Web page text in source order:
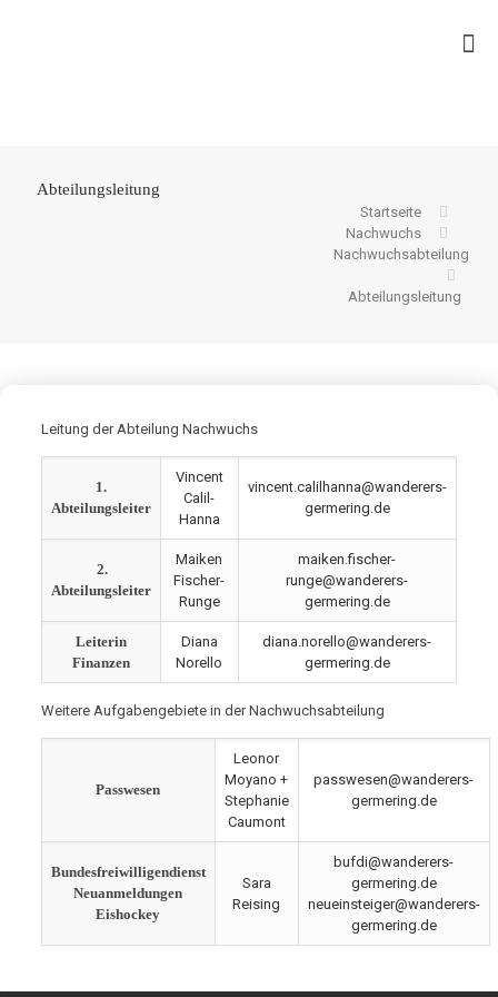
Abteilungsleitung
Startseite
Nachwuchs
Nachwuchsabteilung
Abteilungsleitung
Leitung der Abteilung Nachwuchs
1.
Abteilungsleiter
Vincent
Calil-
Hanna
vincent.calilhanna@wanderers-
germering.de
2.
Abteilungsleiter
Maiken
Fischer-
Runge
maiken.fischer-
runge@wanderers-
germering.de
Leiterin
Finanzen
Diana
Norello
diana.norello@wanderers-
germering.de
Weitere Aufgabengebiete in der Nachwuchsabteilung
Passwesen
Leonor
Moyano +
Stephanie
Caumont
passwesen@wanderers-
germering.de
Bundesfreiwilligendienst
Neuanmeldungen
Eishockey
Sara
Reising
bufdi@wanderers-
germering.de
neueinsteiger@wanderers-
germering.de